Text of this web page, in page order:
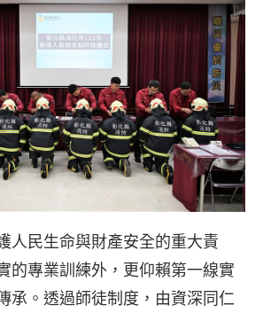
人民生命與財產安全的重大責
的專業訓練外，更仰賴第一線實
承。透過師徒制度，由資深同仁